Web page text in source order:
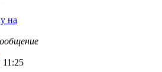
на
11:25